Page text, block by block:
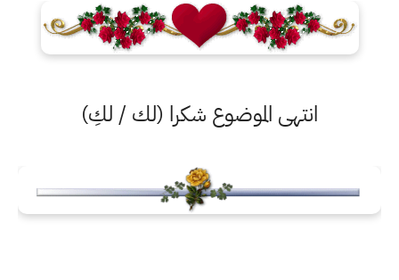
انتهى الموضوع شكرا (لك / لكِ)